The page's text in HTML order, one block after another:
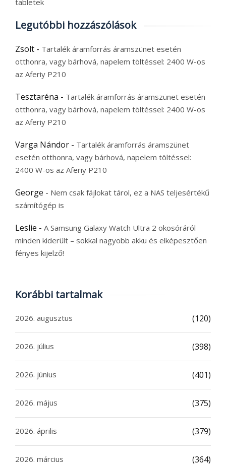
Legutóbbi hozzászólások
Zsolt - Tartalék áramforrás áramszünet esetén
otthonra, vagy bárhová, napelem töltéssel: 2400 W-os
az Aferiy P210
Tesztaréna - Tartalék áramforrás áramszünet esetén
otthonra, vagy bárhová, napelem töltéssel: 2400 W-os
az Aferiy P210
Varga Nándor - Tartalék áramforrás áramszünet
esetén otthonra, vagy bárhová, napelem töltéssel:
2400 W-os az Aferiy P210
George - Nem csak fájlokat tárol, ez a NAS teljesértékű
számítógép is
Leslie - A Samsung Galaxy Watch Ultra 2 okosóráról
minden kiderült – sokkal nagyobb akku és elképesztően
fényes kijelző!
Korábbi tartalmak
2026. augusztus (120)
2026. július (398)
2026. június (401)
2026. május (375)
2026. április (379)
2026. március (364)